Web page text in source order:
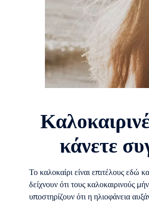
κάνετε
Το καλοκαίρι είναι επιτέλους εδώ
δείχνουν ότι τους καλοκαιρινούς
υποστηρίζουν ότι η ηλιοφάνεια